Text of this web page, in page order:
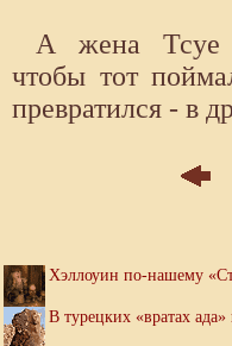
А жена Тсуе
чтобы тот
превратился - в
Хэллоуин по-нашему
В турецких «вратах